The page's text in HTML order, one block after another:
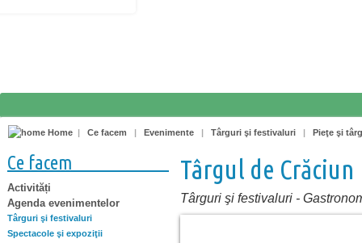
Home | Ce facem | Evenimente | Târguri şi festivaluri | Pieţe şi
Ce facem
Activități
Agenda evenimentelor
Târguri şi festivaluri
Spectacole şi expoziţii
Târgul de Crăciun
Târguri şi festivaluri -